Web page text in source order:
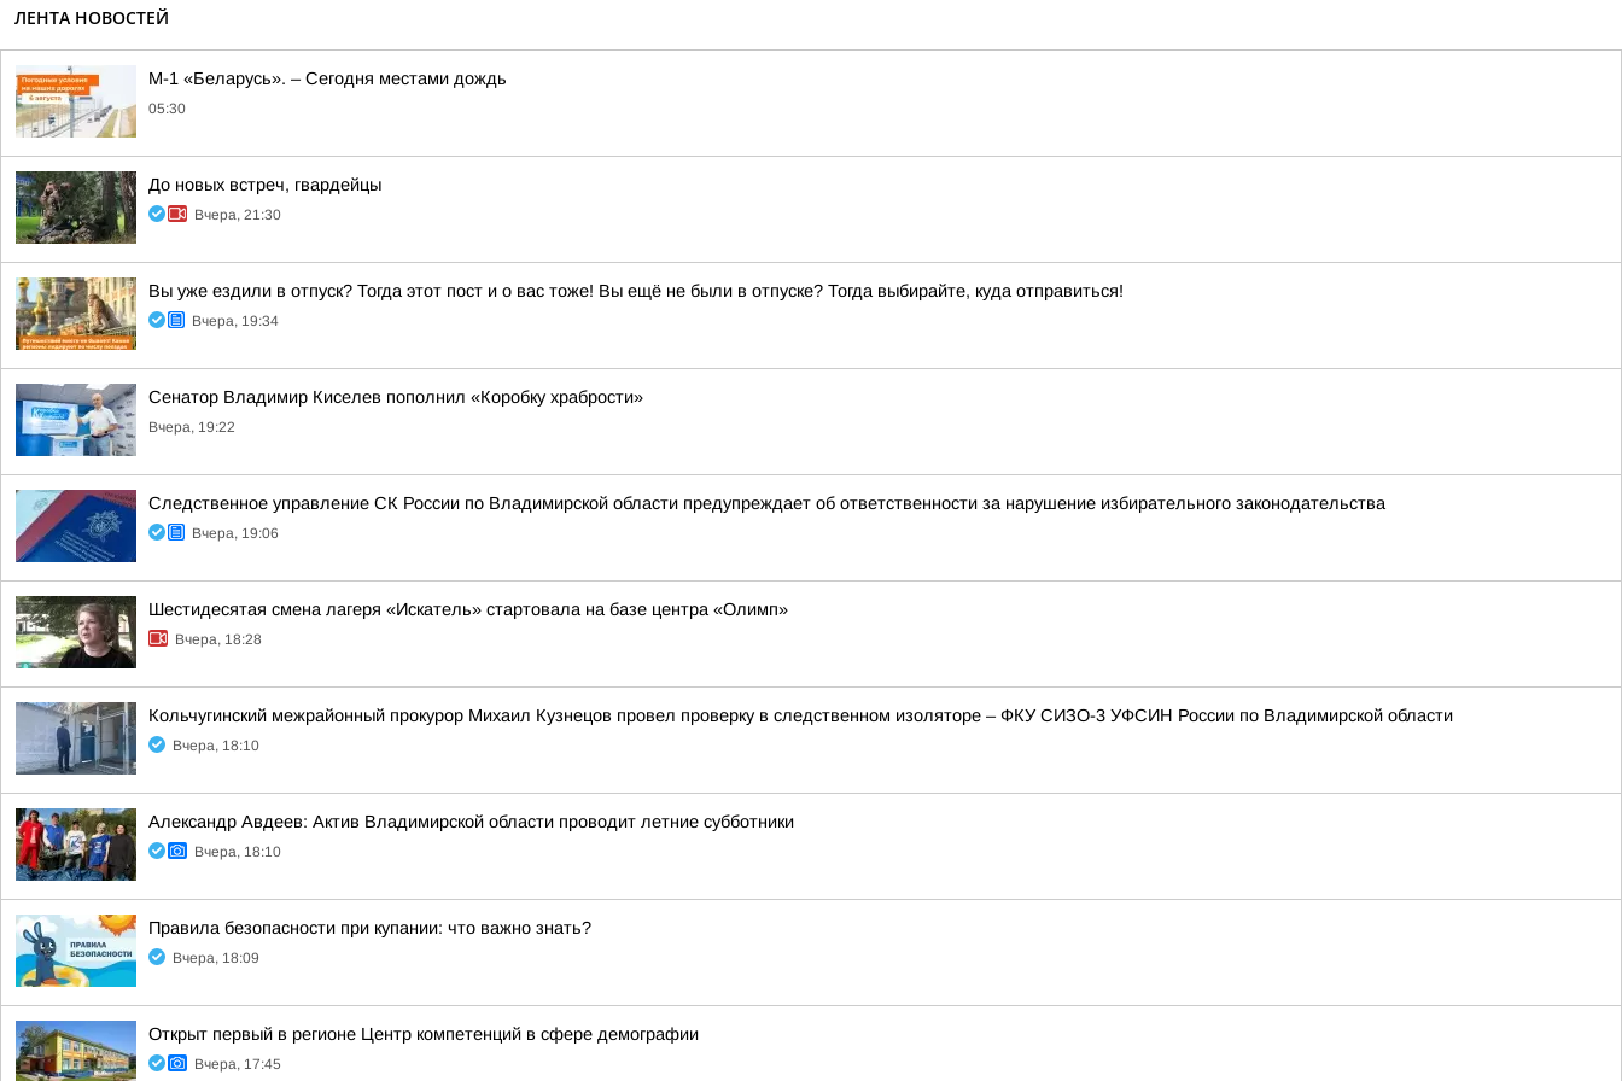
ЛЕНТА НОВОСТЕЙ
М-1 «Беларусь». – Сегодня местами дождь
05:30
До новых встреч, гвардейцы
Вчера, 21:30
Вы уже ездили в отпуск? Тогда этот пост и о вас тоже! Вы ещё не были в отпуске? Тогда выбирайте, куда отправиться!
Вчера, 19:34
Сенатор Владимир Киселев пополнил «Коробку храбрости»
Вчера, 19:22
Следственное управление СК России по Владимирской области предупреждает об ответственности за нарушение избирательного законодательства
Вчера, 19:06
Шестидесятая смена лагеря «Искатель» стартовала на базе центра «Олимп»
Вчера, 18:28
Кольчугинский межрайонный прокурор Михаил Кузнецов провел проверку в следственном изоляторе – ФКУ СИЗО-3 УФСИН России по Владимирской области
Вчера, 18:10
Александр Авдеев: Актив Владимирской области проводит летние субботники
Вчера, 18:10
Правила безопасности при купании: что важно знать?
Вчера, 18:09
Открыт первый в регионе Центр компетенций в сфере демографии
Вчера, 17:45